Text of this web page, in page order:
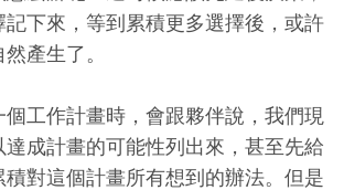
記下來，等到累積更多選擇後，或許
產生了。
工作計畫時，會跟夥伴說，我們現
成計畫的可能性列出來，甚至先給
積對這個計畫所有想到的辦法。但是